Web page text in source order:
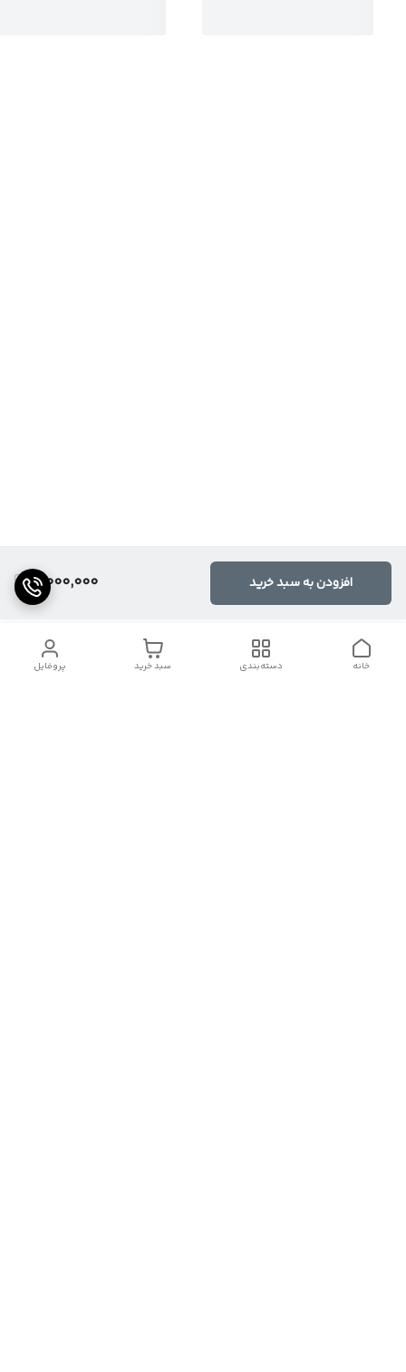
8,000,000 افزودن به سبد خرید
پروفایل سبد خرید دسته‌بندی خانه